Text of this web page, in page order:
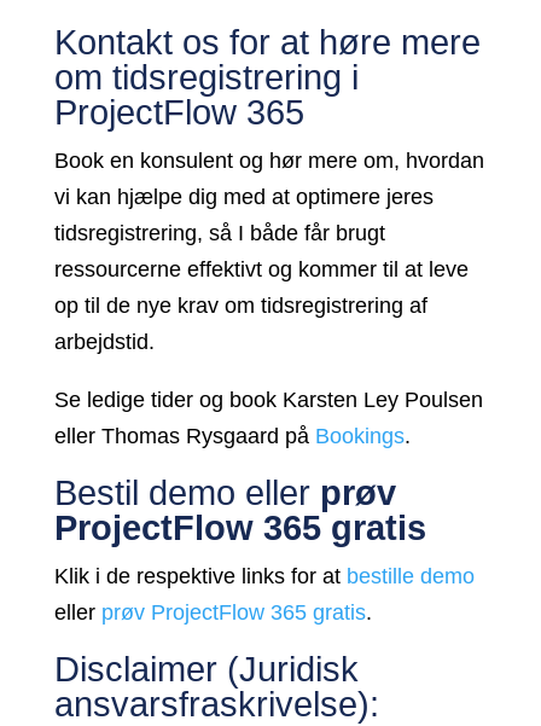
Kontakt os for at høre mere
om tidsregistrering i
ProjectFlow 365
Book en konsulent og hør mere om, hvordan
vi kan hjælpe dig med at optimere jeres
tidsregistrering, så I både får brugt
ressourcerne effektivt og kommer til at leve
op til de nye krav om tidsregistrering af
arbejdstid.
Se ledige tider og book Karsten Ley Poulsen
eller Thomas Rysgaard på Bookings.
Bestil demo ellerprøv
ProjectFlow 365 gratis
Klik i de respektive links for at bestille demo
eller prøv ProjectFlow 365 gratis.
Disclaimer (Juridisk
ansvarsfraskrivelse):